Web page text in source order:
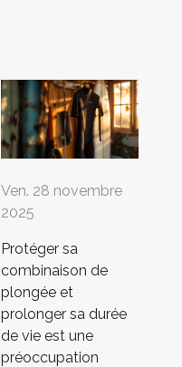
Ven. 28 novembre
2025
Protéger sa
combinaison de
plongée et
prolonger sa durée
de vie est une
préoccupation